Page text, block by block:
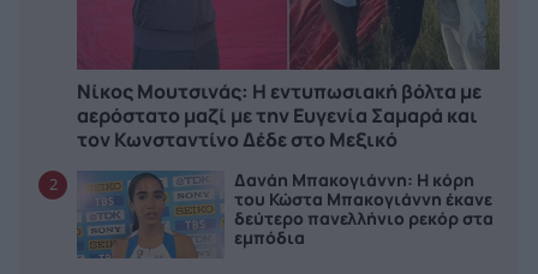
Νίκος Μουτσινάς: Η εντυπωσιακή βόλτα με
αερόστατο μαζί με την Ευγενία Σαμαρά και
τον Κωνσταντίνο Δέδε στο Μεξικό
2
Δανάη Μπακογιάννη: Η κόρη
του Κώστα Μπακογιάννη έκανε
δεύτερο πανελλήνιο ρεκόρ στα
εμπόδια